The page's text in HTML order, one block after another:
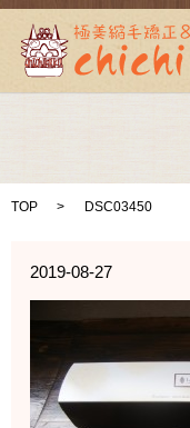
TOP DSC03450
2019-08-27